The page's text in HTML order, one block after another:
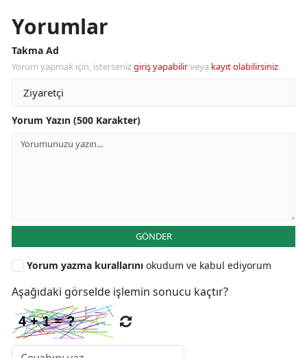
Yorumlar
Takma Ad
Yorum yapmak için, istersenizgiriş yapabilirveya kayıt olabilirsiniz.
Yorum Yazın (500 Karakter)
GÖNDER
Yorum yazma kurallarını okudum ve kabul ediyorum
Aşağıdaki görselde işlemin sonucu kaçtır?